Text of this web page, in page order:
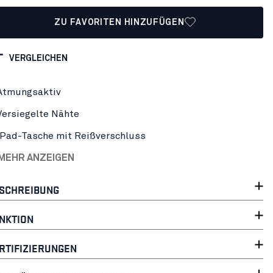
ZU FAVORITEN HINZUFÜGEN
VERGLEICHEN
Nähte
Tasche mit Reißverschluss
ANZEIGEN